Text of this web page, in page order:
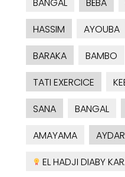
BANGAL
BÉBA
HASSIM
AYOUBA
BARAKA
BAMBO
TATI EXERCICE
SANA
BANGAL
AMAYAMA
EL HADJI DIABY